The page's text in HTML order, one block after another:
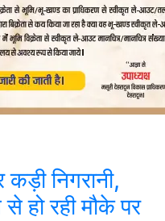
निगरानी,
हो रही मौके पर